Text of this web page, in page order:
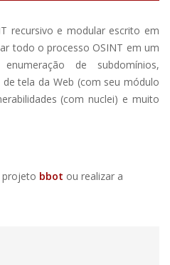
recursivo e modular escrito em
todo o processo OSINT em um
de subdomínios,
tela da Web (com seu módulo
(com nuclei) e muito
projeto bbot ou realizar a